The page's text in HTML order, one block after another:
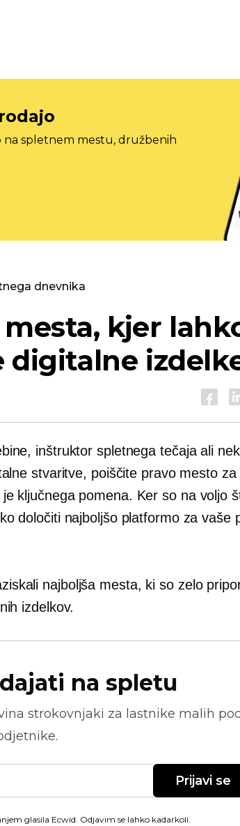
spletnem mestu, družbenih
dnevnika
kjer
digitalne
inštruktor spletnega tečaja ali
stvaritve, poiščite pravo mesto za
ključnega pomena. Ker so na voljo
določiti najboljšo platformo za vaše
najboljša mesta, ki so zelo
izdelkov.
na spletu
strokovnjaki za lastnike malih
Prijavi se
glasila Ecwid. Odjavim se lahko kadarkoli.